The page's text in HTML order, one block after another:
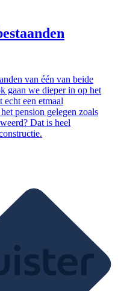
van één van beide
gaan we dieper in op het
een etmaal
pension gelegen zoals
Dat is heel